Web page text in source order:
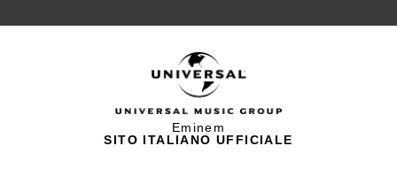
Eminem
SITO ITALIANO UFFICIALE